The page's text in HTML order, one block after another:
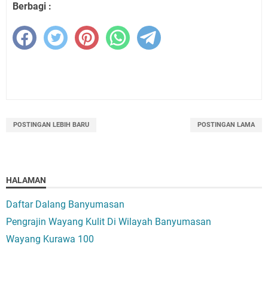
Berbagi :
POSTINGAN LEBIH BARU POSTINGAN LAMA
HALAMAN
Daftar Dalang Banyumasan
Pengrajin Wayang Kulit Di Wilayah Banyumasan
Wayang Kurawa 100